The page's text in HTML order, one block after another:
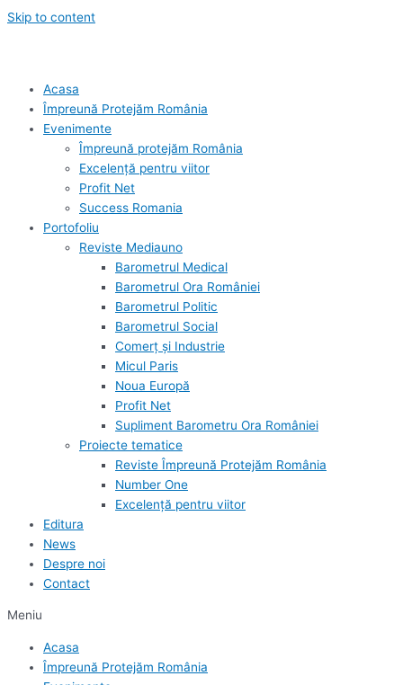
Skip to content
Acasa
Împreună Protejăm România
Evenimente
Împreună protejăm România
Excelență pentru viitor
Profit Net
Success Romania
Portofoliu
Reviste Mediauno
Barometrul Medical
Barometrul Ora României
Barometrul Politic
Barometrul Social
Comerț și Industrie
Micul Paris
Noua Europă
Profit Net
Supliment Barometru Ora României
Proiecte tematice
Reviste Împreună Protejăm România
Number One
Excelență pentru viitor
Editura
News
Despre noi
Contact
Meniu
Acasa
Împreună Protejăm România